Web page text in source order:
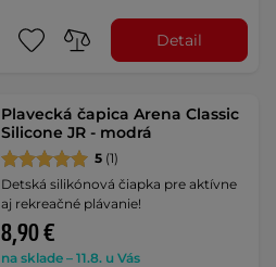
Detail
Plavecká čapica Arena Classic
Silicone JR - modrá
5 (1)
Detská silikónová čiapka pre aktívne
aj rekreačné plávanie!
8,90 €
na sklade – 11.8. u Vás